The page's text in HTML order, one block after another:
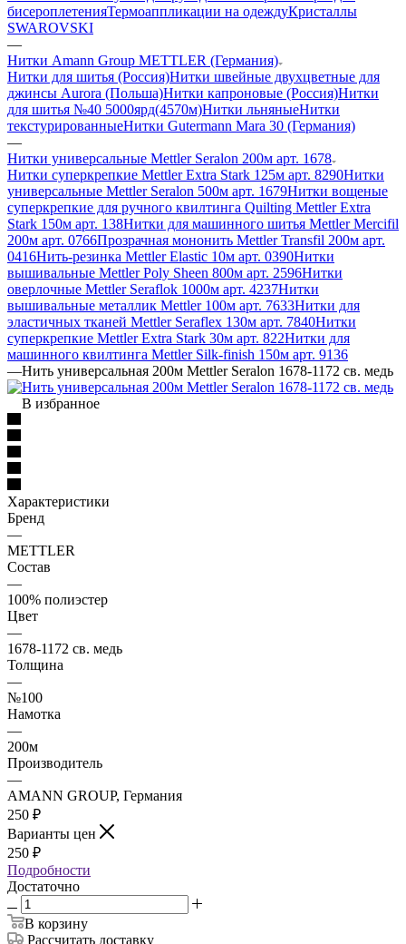
бисероплетенияТермоаппликации на одеждуКристаллы
SWAROVSKI
—
Нитки Amann Group METTLER (Германия)
Нитки для шитья (Россия)Нитки швейные двухцветные для
джинсы Aurora (Польша)Нитки капроновые (Россия)Нитки
для шитья №40 5000ярд(4570м)Нитки льняныеНитки
текстурированныеНитки Gutermann Mara 30 (Германия)
—
Нитки универсальные Mettler Seralon 200м арт. 1678
Нитки суперкрепкие Mettler Extra Stark 125м арт. 8290Нитки
универсальные Mettler Seralon 500м арт. 1679Нитки вощеные
суперкрепкие для ручного квилтинга Quilting Mettler Extra
Stark 150м арт. 138Нитки для машинного шитья Mettler Mercifil
200м арт. 0766Прозрачная мононить Mettler Transfil 200м арт.
0416Нить-резинка Mettler Elastic 10м арт. 0390Нитки
вышивальные Mettler Poly Sheen 800м арт. 2596Нитки
оверлочные Mettler Seraflok 1000м арт. 4237Нитки
вышивальные металлик Mettler 100м арт. 7633Нитки для
эластичных тканей Mettler Seraflex 130м арт. 7840Нитки
суперкрепкие Mettler Extra Stark 30м арт. 822Нитки для
машинного квилтинга Mettler Silk-finish 150м арт. 9136
—Нить универсальная 200м Mettler Seralon 1678-1172 св. медь
В избранное
Характеристики
Бренд
—
METTLER
Состав
—
100% полиэстер
Цвет
—
1678-1172 св. медь
Толщина
—
№100
Намотка
—
200м
Производитель
—
AMANN GROUP, Германия
250 ₽
Варианты цен
250 ₽
Подробности
Достаточно
В корзину
Рассчитать доставку